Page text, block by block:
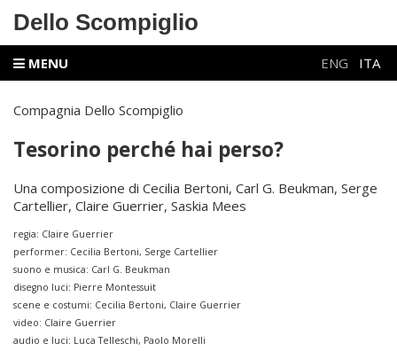
Dello Scompiglio
MENU ENG ITA
Compagnia Dello Scompiglio
Tesorino perché hai perso?
Una composizione di Cecilia Bertoni, Carl G. Beukman, Serge
Cartellier, Claire Guerrier, Saskia Mees
regia: Claire Guerrier
performer: Cecilia Bertoni, Serge Cartellier
suono e musica: Carl G. Beukman
disegno luci: Pierre Montessuit
scene e costumi: Cecilia Bertoni, Claire Guerrier
video: Claire Guerrier
audio e luci: Luca Telleschi, Paolo Morelli